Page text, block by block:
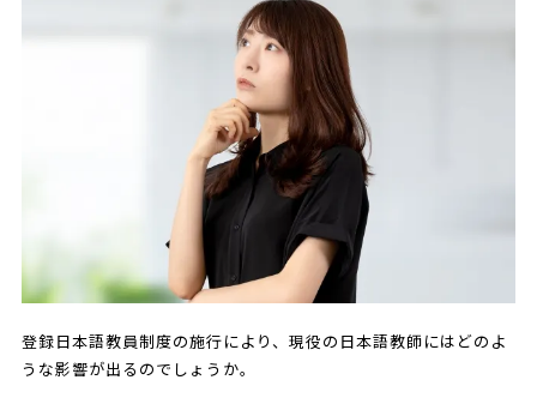
登録日本語教員制度の施行により、現役の日本語教師にはどのよ
うな影響が出るのでしょうか。